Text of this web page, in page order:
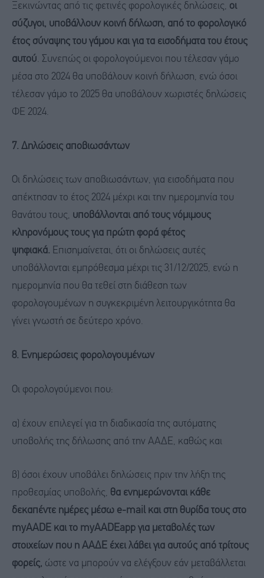
Ξεκινώντας από τις φετινές φορολογικές δηλώσεις, οι
σύζυγοι, υποβάλλουν κοινή δήλωση, από το φορολογικό
έτος σύναψης του γάμου και για τα εισοδήματα του έτους
αυτού. Συνεπώς οι φορολογούμενοι που τέλεσαν γάμο
μέσα στο 2024 θα υποβάλουν κοινή δήλωση, ενώ όσοι
τέλεσαν γάμο το 2025 θα υποβάλουν χωριστές δηλώσεις
ΦΕ 2024.
7. Δηλώσεις αποβιωσάντων
Οι δηλώσεις των αποβιωσάντων, για εισοδήματα που
απέκτησαν το έτος 2024 μέχρι και την ημερομηνία του
θανάτου τους, υποβάλλονται από τους νόμιμους
κληρονόμους τους για πρώτη φορά φέτος
ψηφιακά. Επισημαίνεται, ότι οι δηλώσεις αυτές
υποβάλλονται εμπρόθεσμα μέχρι τις 31/12/2025, ενώ η
ημερομηνία που θα τεθεί στη διάθεση των
φορολογουμένων η συγκεκριμένη λειτουργικότητα θα
γίνει γνωστή σε δεύτερο χρόνο.
8. Ενημερώσεις φορολογουμένων
Οι φορολογούμενοι που:
α) έχουν επιλεγεί για τη διαδικασία της αυτόματης
υποβολής της δήλωσης από την ΑΑΔΕ, καθώς και
β) όσοι έχουν υποβάλει δηλώσεις πριν την λήξη της
προθεσμίας υποβολής, θα ενημερώνονται κάθε
δεκαπέντε ημέρες μέσω e-mail και στη θυρίδα τους στο
myAADE και το myAADEapp για μεταβολές των
στοιχείων που η ΑΑΔΕ έχει λάβει για αυτούς από τρίτους
φορείς, ώστε να μπορούν να ελέγξουν εάν μεταβάλλεται